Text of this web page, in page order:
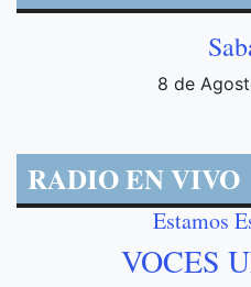
8 de
RADIO EN VIVO
Estamos
VOCES